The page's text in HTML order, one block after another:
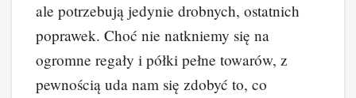
ale potrzebują jedynie drobnych, ostatnich
poprawek. Choć nie natkniemy się na
ogromne regały i półki pełne towarów, z
pewnością uda nam się zdobyć to, co